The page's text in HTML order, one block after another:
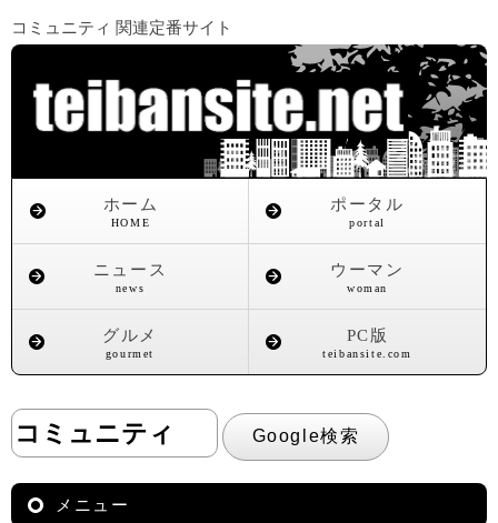
コミュニティ 関連定番サイト
ホーム
HOME
ポータル
portal
ニュース
news
ウーマン
woman
グルメ
gourmet
PC版
teibansite.com
メニュー